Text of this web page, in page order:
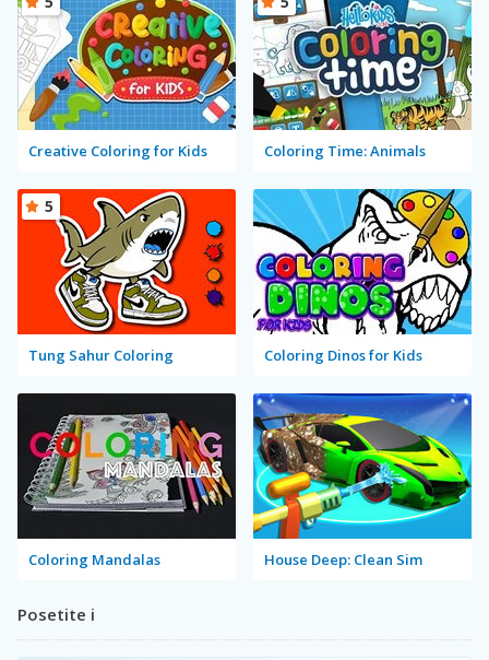
Creative Coloring for Kids Coloring Time: Animals
Tung Sahur Coloring
5
Coloring Dinos for Kids
Coloring Mandalas House Deep: Clean Sim
Posetite i